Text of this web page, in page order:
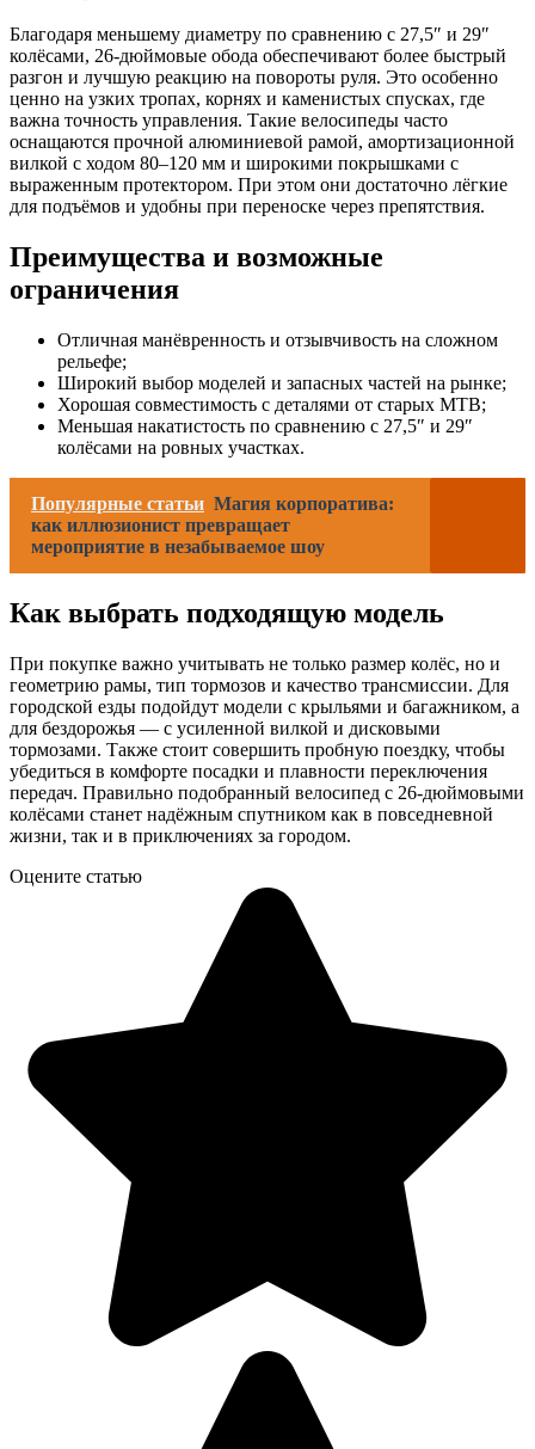
Благодаря меньшему диаметру по сравнению с 27,5″ и 29″
колёсами, 26-дюймовые обода обеспечивают более быстрый
разгон и лучшую реакцию на повороты руля. Это особенно
ценно на узких тропах, корнях и каменистых спусках, где
важна точность управления. Такие велосипеды часто
оснащаются прочной алюминиевой рамой, амортизационной
вилкой с ходом 80–120 мм и широкими покрышками с
выраженным протектором. При этом они достаточно лёгкие
для подъёмов и удобны при переноске через препятствия.
Преимущества и возможные
ограничения
Отличная манёвренность и отзывчивость на сложном
рельефе;
Широкий выбор моделей и запасных частей на рынке;
Хорошая совместимость с деталями от старых MTB;
Меньшая накатистость по сравнению с 27,5″ и 29″
колёсами на ровных участках.
Популярные статьи Магия корпоратива:
как иллюзионист превращает
мероприятие в незабываемое шоу
Как выбрать подходящую модель
При покупке важно учитывать не только размер колёс, но и
геометрию рамы, тип тормозов и качество трансмиссии. Для
городской езды подойдут модели с крыльями и багажником, а
для бездорожья — с усиленной вилкой и дисковыми
тормозами. Также стоит совершить пробную поездку, чтобы
убедиться в комфорте посадки и плавности переключения
передач. Правильно подобранный велосипед с 26-дюймовыми
колёсами станет надёжным спутником как в повседневной
жизни, так и в приключениях за городом.
Оцените статью